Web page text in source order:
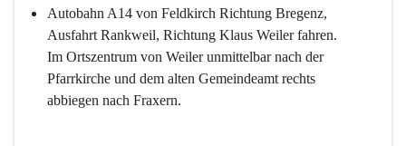
Autobahn A14 von Feldkirch Richtung Bregenz,
Ausfahrt Rankweil, Richtung Klaus Weiler fahren.
Im Ortszentrum von Weiler unmittelbar nach der
Pfarrkirche und dem alten Gemeindeamt rechts
abbiegen nach Fraxern.